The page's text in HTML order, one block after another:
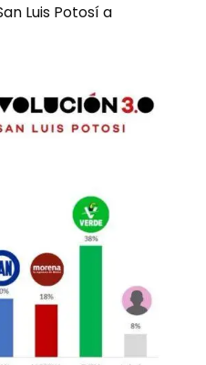
Luis Potosí a